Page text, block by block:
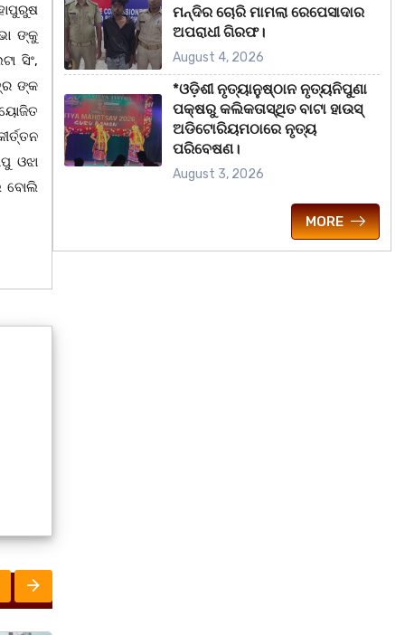
ଙ୍କୁ
ସିଂ,
ଙ୍କ
ଓଝା
ବୋଲି
ମନ୍ଦିର ଚୋରି ମାମଲା ରେପେସାଦାର
ଅପରାଧୀ ଗିରଫ।
August 4, 2026
*ଓଡ଼ିଶୀ ନୃତ୍ୟାନୁଷ୍ଠାନ ନୃତ୍ୟନିପୁଣା
ପକ୍ଷରୁ କଲିକତାସ୍ଥିତ ବାଟା ହାଉସ୍
ଅଡିଟୋରିୟମଠାରେ ନୃତ୍ୟ
ପରିବେଷଣ।
August 3, 2026
MORE